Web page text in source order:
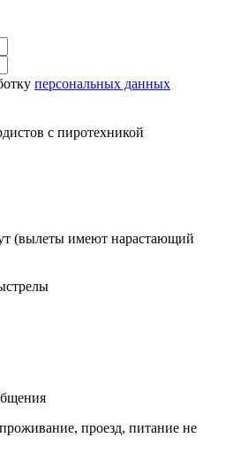
персональных данных
с пиротехникой
(вылеты имеют нарастающий
проезд, питание не